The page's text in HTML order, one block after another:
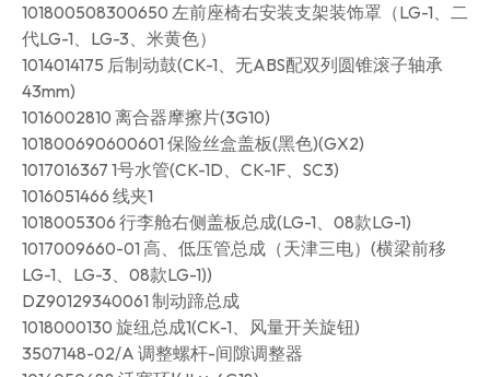
101800508300650 左前座椅右安装支架装饰罩（LG-1、二
代LG-1、LG-3、米黄色）
1014014175 后制动鼓(CK-1、无ABS配双列圆锥滚子轴承
43mm)
1016002810 离合器摩擦片(3G10)
101800690600601 保险丝盒盖板(黑色)(GX2)
1017016367 1号水管(CK-1D、CK-1F、SC3)
1016051466 线夹1
1018005306 行李舱右侧盖板总成(LG-1、08款LG-1)
1017009660-01 高、低压管总成（天津三电）(横梁前移
LG-1、LG-3、08款LG-1))
DZ90129340061 制动蹄总成
1018000130 旋纽总成1(CK-1、风量开关旋钮)
3507148-02/A 调整螺杆-间隙调整器